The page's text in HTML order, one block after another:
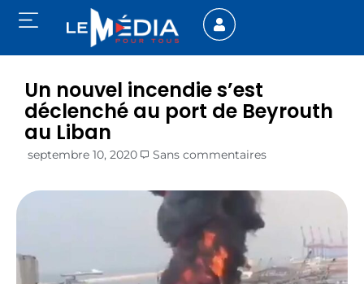
Un nouvel incendie s’est
déclenché au port de Beyrouth
au Liban
septembre 10, 2020 Sans commentaires